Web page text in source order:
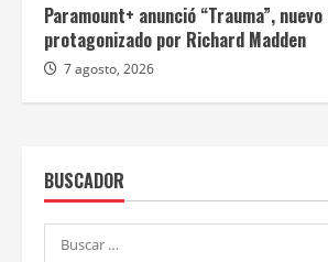
Paramount+ anunció “Trauma”,
protagonizado por Richard Madden
7 agosto, 2026
BUSCADOR
Buscar: